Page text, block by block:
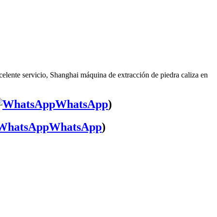
servicio, Shanghai máquina de extracción de piedra caliza en
WhatsApp)
WhatsApp)